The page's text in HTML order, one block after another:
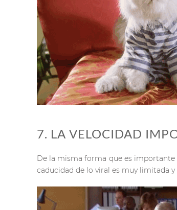
7. LA VELOCIDAD
De la misma forma que es
caducidad de lo viral es muy limitada